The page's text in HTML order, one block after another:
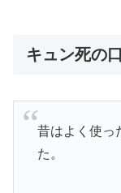
キュン死の
昔はよく使っ
た。